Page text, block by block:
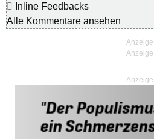
Inline Feedbacks
Alle Kommentare ansehen
Anzeige